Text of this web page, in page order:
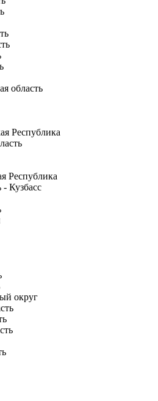
область
Республика
Республика
- Кузбасс
округ